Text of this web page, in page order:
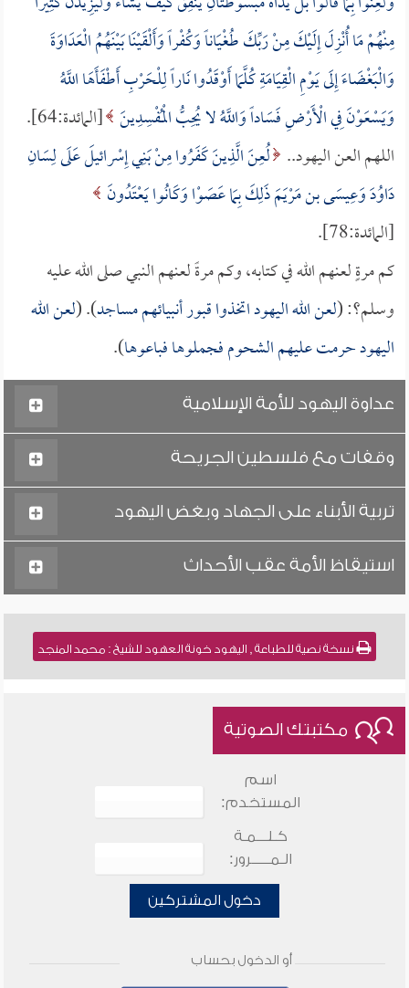
مِنْهُمْ مَا أُنْزِلَ إِلَيْكَ مِنْ رَبِّكَ طُغْيَاناً وَكُفْراً وَأَلْقَيْنَا بَيْنَهُمُ الْعَدَاوَةَ
وَالْبَغْضَاءَ إِلَى يَوْمِ الْقِيَامَةِ كُلَّمَا أَوْقَدُوا نَاراً لِلْحَرْبِ أَطْفَأَهَا اللَّهُ
وَيَسْعَوْنَ فِي الْأَرْضِ فَسَاداً وَاللَّهُ لا يُحِبُّ الْمُفْسِدِينَ [المائدة:64].
اللهم العن اليهود.. لُعِنَ الَّذِينَ كَفَرُوا مِنْ بَنِي إِسْرائيلَ عَلَى لِسَانِ
دَاوُدَ وَعِيسَى بن مَرْيَمَ ذَلِكَ بِمَا عَصَوْا وَكَانُوا يَعْتَدُونَ
[المائدة:78].
كم مرةٍ لعنهم الله في كتابه، وكم مرةً لعنهم النبي صلى الله عليه
وسلم؟: (لعن الله اليهود اتخذوا قبور أنبيائهم مساجد). (لعن الله
اليهود حرمت عليهم الشحوم فجملوها فباعوها).
عداوة اليهود للأمة الإسلامية
وقفات مع فلسطين الجريحة
تربية الأبناء على الجهاد وبغض اليهود
استيقاظ الأمة عقب الأحداث
نسخة نصية للطباعة , اليهود خونة العهود للشيخ : محمد المنجد
مكتبتك الصوتية
اسم
المستخدم:
كـلـــمـة
الـمـــــرور:
دخول المشتركين
أو الدخول بحساب